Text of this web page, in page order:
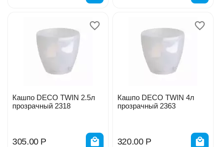
Кашпо DECO TWIN 2.5л
прозрачный 2318
305.00 Р
Кашпо DECO TWIN 4л
прозрачный 2363
320.00 Р